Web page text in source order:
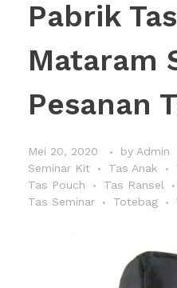
Pabrik
Mataram
Pesanan
Mei 20, 2020 by Admin
Seminar Kit
Tas Anak
Tas Pouch
Tas Ransel
Tas Seminar
Totebag